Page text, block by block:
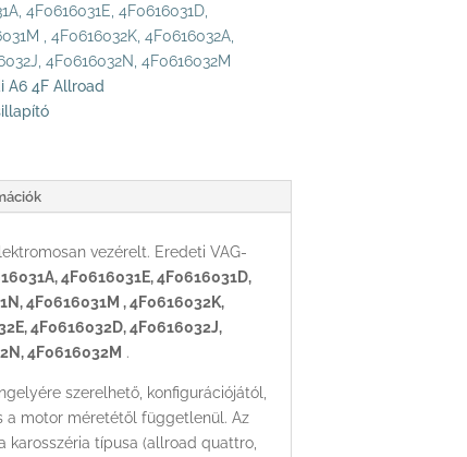
4F0616031E, 4F0616031D,
, 4F0616032K, 4F0616032A,
4F0616032N, 4F0616032M
A6 4F Allroad
vezérelt. Eredeti VAG-
4F0616031E, 4F0616031D,
4F0616031M , 4F0616032K,
4F0616032D, 4F0616032J,
4F0616032M .
szerelhető, konfigurációjától,
a motor méretétől függetlenül. Az
karosszéria típusa (allroad quattro,